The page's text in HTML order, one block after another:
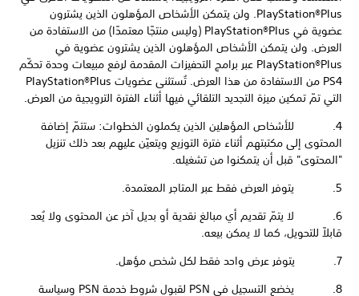
PlayStation®Plus. ولن يتمكن الأشخاص المؤهلون الذين يشترون
عضوية في PlayStation®Plus (وليس منتجًا معتمدًا) من الاستفادة من
العرض. ولن يتمكن الأشخاص المؤهلون الذين يشترون عضوية في
PlayStation®Plus عبر برامج التحفيزات المقدمة لرفع مبيعات وحدة تحكّم
PS4 من الاستفادة من هذا العرض. تُستثنى عضويات PlayStation®Plus
التي تمّ تمكين ميزة التجديد التلقائي فيها أثناء الفترة الترويجية من العرض.
4. للأشخاص المؤهلين الذين يكملون الخطوات: ستتمّ إضافة
المحتوى إلى مكتبتهم أثناء فترة التوزيع ويتعيّن عليهم بعد ذلك تنزيل
"المحتوى" قبل أن يتمكنوا من تشغيله.
5. يتوفر العرض فقط عبر المتاجر المعتمدة.
6. لا يتمّ تقديم أي مبالغ نقدية أو بديل آخر عن المحتوى ولا يُعد
قابلاً للتحويل، كما لا يمكن بيعه.
7. يتوفر عرض واحد فقط لكل شخص مؤهل.
8. يخضع التسجيل في PSN لقبول شروط خدمة PSN وسياسة